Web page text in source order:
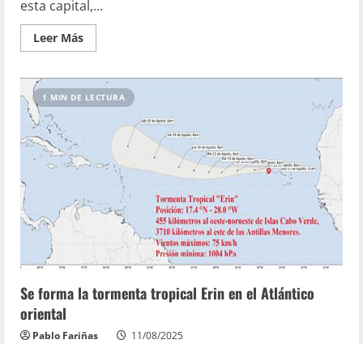
esta capital,...
Leer Más
1 MIN DE LECTURA
Se forma la tormenta tropical Erin en el Atlántico
oriental
Pablo Fariñas 11/08/2025